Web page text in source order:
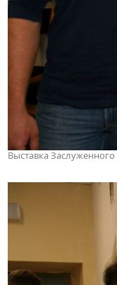
Выставка